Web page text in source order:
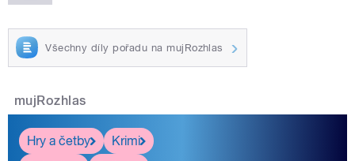
Všechny díly pořadu na mujRozhlas
mujRozhlas
Hry a četby
Krimi